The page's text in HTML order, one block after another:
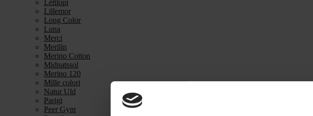
Léttlopi
Lillemor
Long Color
Luna
Merci
Merilin
Merino Cotton
Midnatssol
Merino 120
Mille colori
Natur Uld
Parigi
Peer Gynt